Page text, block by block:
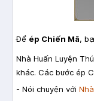
Để ép Chiến Mã ,
Nhà Huấn Luyện
khác. Các bước ép
- Nói chuyện với